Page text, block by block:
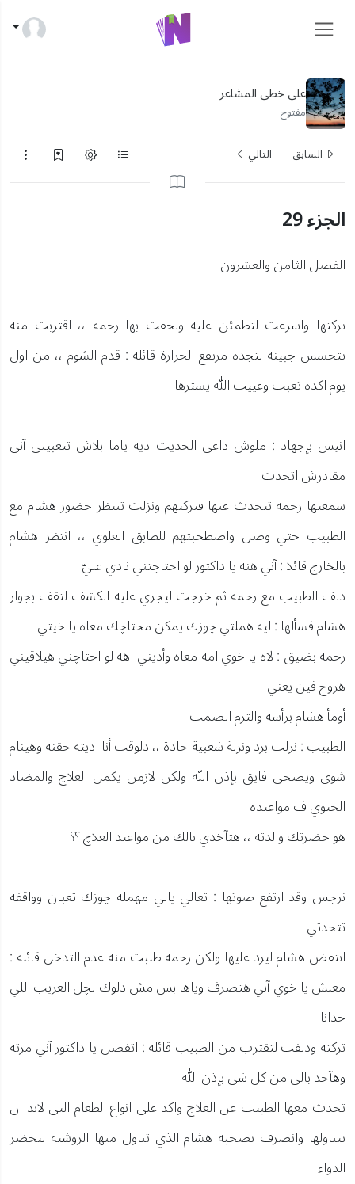
على خطى المشاعر
مفتوح
السابق
التالي
الجزء 29
الفصل الثامن والعشرون
تركتها واسرعت لتطمئن عليه ولحقت بها رحمه ،، اقتربت منه
تتحسس جبينه لتجده مرتفع الحرارة قائله : قدم الشوم ،، من اول
يوم اكده تعبت وعييت الله يسترها
انيس بإجهاد : ملوش داعي الحديت ديه ياما بلاش تتعبيني آني
مقادرش اتحدت
سمعتها رحمة تتحدث عنها فتركتهم ونزلت تنتظر حضور هشام مع
الطبيب حتي وصل واصطحبتهم للطابق العلوي ،، انتظر هشام
بالخارج قائلا : آني هنه يا داكتور لو احتاچتني نادي عليّ
دلف الطبيب مع رحمه ثم خرجت ليجري عليه الكشف لتقف بجوار
هشام فسألها : ليه هملتي چوزك يمكن محتاچك معاه يا خيتي
رحمه بضيق : لاه يا خوي امه معاه وأديني اهه لو احتاچني هيلاقيني
هروح فين يعني
أومأ هشام برأسه والتزم الصمت
الطبيب : نزلت برد ونزلة شعبية حادة ،، دلوقت أنا اديته حقنه وهينام
شوي ويصحي فايق بإذن الله ولكن لازمن يكمل العلاچ والمضاد
الحيوي ف مواعيده
هو حضرتك والدته ،، هتآخدي بالك من مواعيد العلاچ ؟؟
نرجس وقد ارتفع صوتها : تعالي يالي مهمله چوزك تعبان وواقفه
تتحدتي
انتفض هشام ليرد عليها ولكن رحمه طلبت منه عدم التدخل قائله :
معلش يا خوي آني هتصرف وياها بس مش دلوك لچل الغريب اللي
حدانا
تركته ودلفت لتقترب من الطبيب قائله : اتفضل يا داكتور آني مرته
وهآخد بالي من كل شي بإذن الله
تحدث معها الطبيب عن العلاج واكد علي انواع الطعام التي لابد ان
يتناولها وانصرف بصحبة هشام الذي تناول منها الروشته ليحضر
الدواء